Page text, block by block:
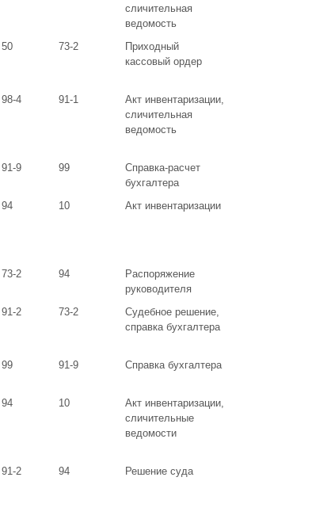
сличительная
ведомость
50 73-2
Приходный
кассовый ордер
98-4 91-1
Акт инвентаризации,
сличительная
ведомость
91-9 99
Справка-расчет
бухгалтера
94 10 Акт инвентаризации
73-2 94
Распоряжение
руководителя
91-2 73-2
Судебное решение,
справка бухгалтера
99 91-9 Справка бухгалтера
94 10
Акт инвентаризации,
сличительные
ведомости
91-2 94 Решение суда